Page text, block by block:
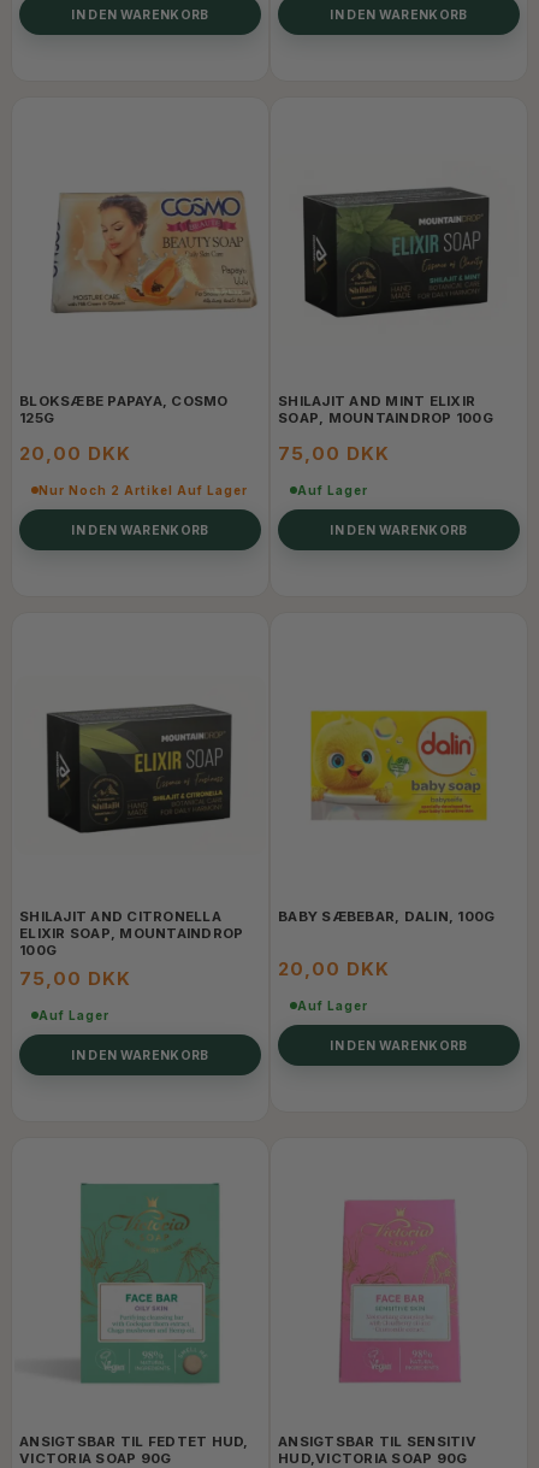
IN DEN WARENKORB IN DEN WARENKORB
BLOKSÆBE PAPAYA, COSMO
125G
20,00 DKK
Nur Noch 2 Artikel Auf Lager
IN DEN WARENKORB
SHILAJIT AND MINT ELIXIR
SOAP, MOUNTAINDROP 100G
75,00 DKK
Auf Lager
IN DEN WARENKORB
SHILAJIT AND CITRONELLA
ELIXIR SOAP, MOUNTAINDROP
100G
75,00 DKK
Auf Lager
IN DEN WARENKORB
BABY SÆBEBAR, DALIN, 100G
20,00 DKK
Auf Lager
IN DEN WARENKORB
ANSIGTSBAR TIL FEDTET HUD,
VICTORIA SOAP 90G
ANSIGTSBAR TIL SENSITIV
HUD,VICTORIA SOAP 90G